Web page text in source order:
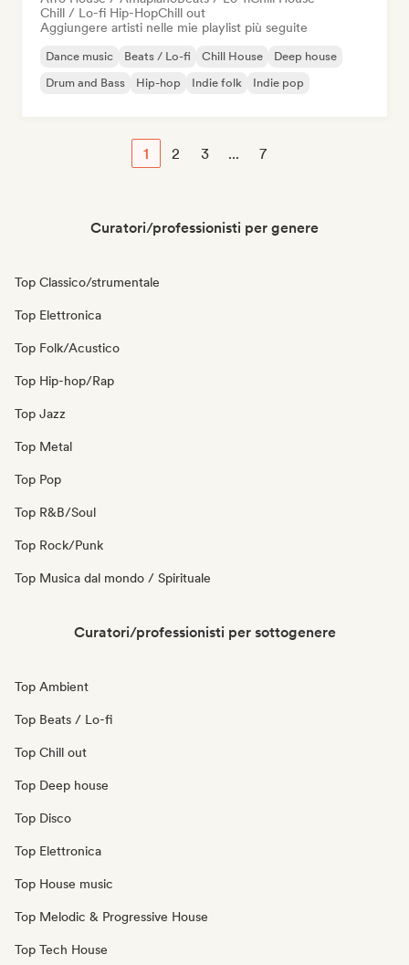
Chill / Lo-fi Hip-HopChill out
Aggiungere artisti nelle mie playlist più seguite
Dance music Beats / Lo-fi Chill House
Deep house
Drum and Bass
Hip-hop Indie folk Indie pop
1 2 3 ... 7
Curatori/professionisti per genere
Top Classico/strumentale
Top Elettronica
Top Folk/Acustico
Top Hip-hop/Rap
Top Jazz
Top Metal
Top Pop
Top R&B/Soul
Top Rock/Punk
Top Musica dal mondo / Spirituale
Curatori/professionisti per sottogenere
Top Ambient
Top Beats / Lo-fi
Top Chill out
Top Deep house
Top Disco
Top Elettronica
Top House music
Top Melodic & Progressive House
Top Tech House